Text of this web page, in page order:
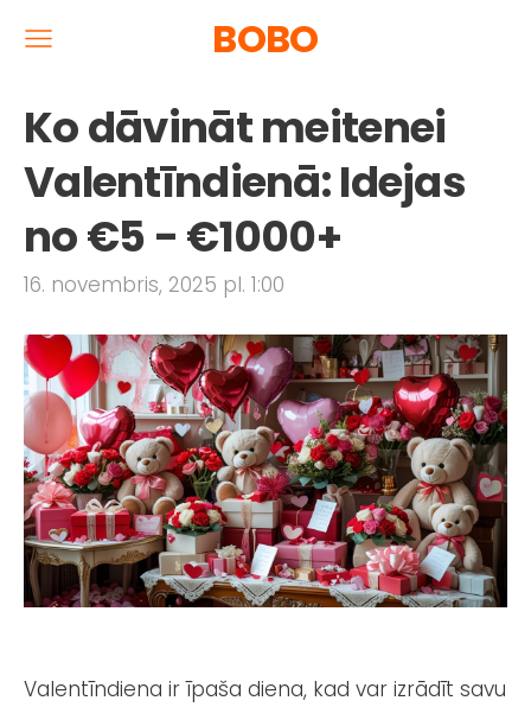
BOBO
Ko dāvināt meitenei
Valentīndienā: Idejas
no €5 - €1000+
16. novembris, 2025 pl. 1:00
Valentīndiena ir īpaša diena, kad var izrādīt savu